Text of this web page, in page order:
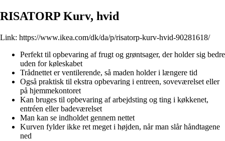
RISATORP Kurv, hvid
Link: https://www.ikea.com/dk/da/p/risatorp-kurv-hvid-90281618/
Perfekt til opbevaring af frugt og grøntsager, der holder sig bedre
uden for køleskabet
Trådnettet er ventilerende, så maden holder i længere tid
Også praktisk til ekstra opbevaring i entreen, soveværelset eller
på hjemmekontoret
Kan bruges til opbevaring af arbejdsting og ting i køkkenet,
entréen eller badeværelset
Man kan se indholdet gennem nettet
Kurven fylder ikke ret meget i højden, når man slår håndtagene
ned